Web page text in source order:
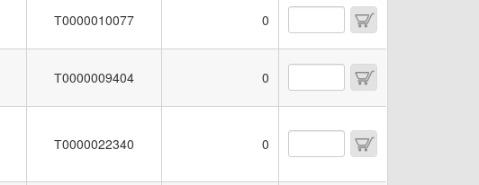
Т0000010077 0
Т0000009404 0
Т0000022340 0